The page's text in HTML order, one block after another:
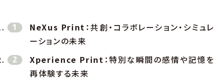
NeXus Print ：共創・コラボレーション・シミュレ
ーションの未来
Xperience Print ：特別な瞬間の感情や記憶を
再体験する未来